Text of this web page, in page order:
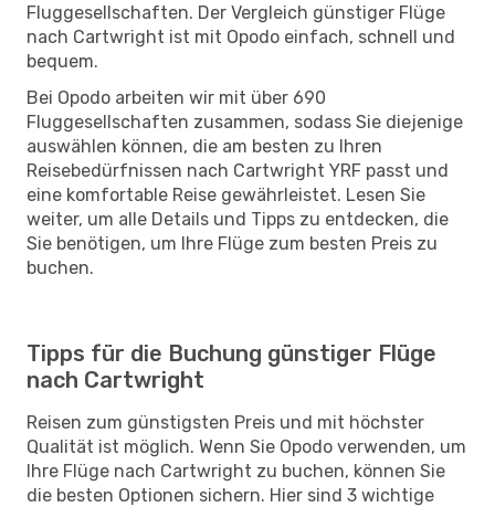
Fluggesellschaften. Der Vergleich günstiger Flüge
nach Cartwright ist mit Opodo einfach, schnell und
bequem.
Bei Opodo arbeiten wir mit über 690
Fluggesellschaften zusammen, sodass Sie diejenige
auswählen können, die am besten zu Ihren
Reisebedürfnissen nach Cartwright YRF passt und
eine komfortable Reise gewährleistet. Lesen Sie
weiter, um alle Details und Tipps zu entdecken, die
Sie benötigen, um Ihre Flüge zum besten Preis zu
buchen.
Tipps für die Buchung günstiger Flüge
nach Cartwright
Reisen zum günstigsten Preis und mit höchster
Qualität ist möglich. Wenn Sie Opodo verwenden, um
Ihre Flüge nach Cartwright zu buchen, können Sie
die besten Optionen sichern. Hier sind 3 wichtige